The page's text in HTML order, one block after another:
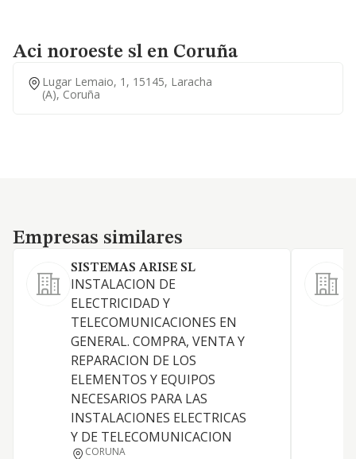
Aci noroeste sl en Coruña
Lugar Lemaio, 1, 15145, Laracha
(a), Coruña
Empresas similares
Empresas similares
SISTEMAS ARISE SL
INSTALACION DE
ELECTRICIDAD Y
TELECOMUNICACIONES EN
GENERAL. COMPRA, VENTA Y
REPARACION DE LOS
ELEMENTOS Y EQUIPOS
NECESARIOS PARA LAS
INSTALACIONES ELECTRICAS
Y DE TELECOMUNICACION
CORUNA